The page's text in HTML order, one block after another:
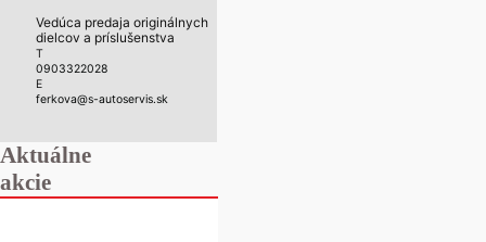
Vedúca predaja originálnych
dielcov a príslušenstva
T
0903322028
E
ferkova@s-autoservis.sk
Aktuálne
akcie